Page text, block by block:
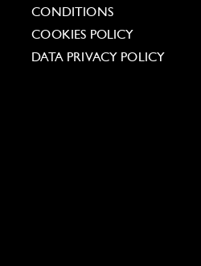
CONDITIONS
COOKIES POLICY
DATA PRIVACY POLICY